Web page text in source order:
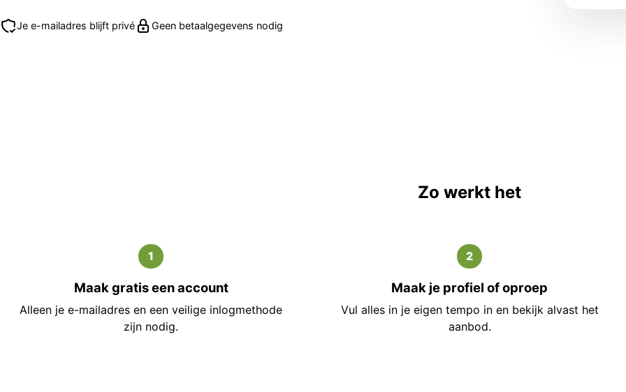
Je e-mailadres blijft privé Geen betaalgegevens nodig
Zo werkt het
1
Maak gratis een account
Alleen je e-mailadres en een veilige inlogmethode
zijn nodig.
2
Maak je profiel of oproep
Vul alles in je eigen tempo in en bekijk alvast het
aanbod.